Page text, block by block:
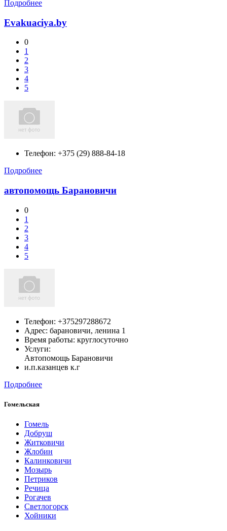
Подробнее
Evakuaciya.by
0
1
2
3
4
5
Телефон: +375 (29) 888-84-18
Подробнее
автопомощь Барановичи
0
1
2
3
4
5
Телефон: +375297288672
Адрес: барановичи, ленина 1
Время работы: круглосуточно
Услуги:
Автопомощь Барановичи
и.п.казанцев к.г
Подробнее
Гомельская
Гомель
Добруш
Житковичи
Жлобин
Калинковичи
Мозырь
Петриков
Речица
Рогачев
Светлогорск
Хойники